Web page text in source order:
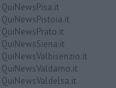
QuiNewsPisa.it
QuiNewsPistoia.it
QuiNewsPrato.it
QuiNewsSiena.it
QuiNewsValbisenzio.it
QuiNewsValdarno.it
QuiNewsValdelsa.it